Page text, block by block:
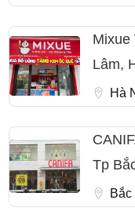
Mixue
Lâm,
Hà
Tp
Bắc